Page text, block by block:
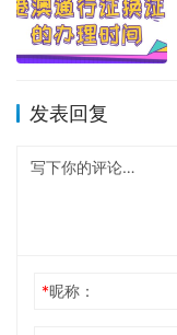
发表回复
*昵称：